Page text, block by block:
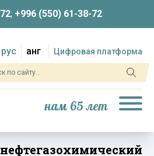
; +996 (550) 61-38-72
рус анг Цифровая платформа
нам 65 лет